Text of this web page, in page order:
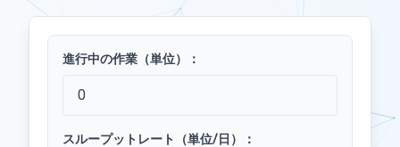
進行中の作業（単位）：
スループットレート（単位/日）：